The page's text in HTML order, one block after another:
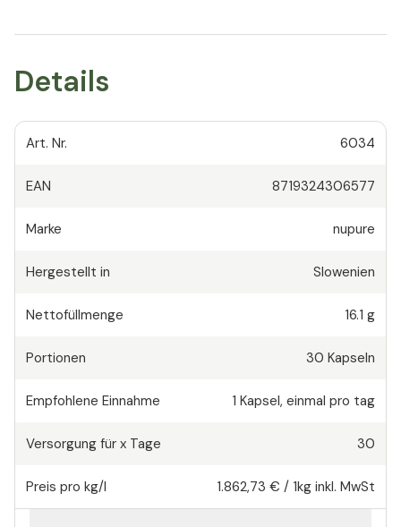
Details
Art. Nr. 6034
EAN 8719324306577
Marke nupure
Hergestellt in Slowenien
Nettofüllmenge 16.1 g
Portionen 30 Kapseln
Empfohlene Einnahme 1 Kapsel, einmal pro tag
Versorgung für x Tage 30
Preis pro kg/l 1.862,73 € / 1kg inkl. MwSt